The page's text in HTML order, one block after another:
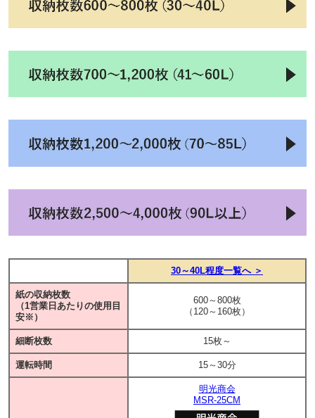
30～40L程度一覧へ ＞
紙の収納枚数
（1営業日あたりの使用目
安※）
600～800枚
（120～160枚）
細断枚数 15枚～
運転時間 15～30分
明光商会
MSR-25CM